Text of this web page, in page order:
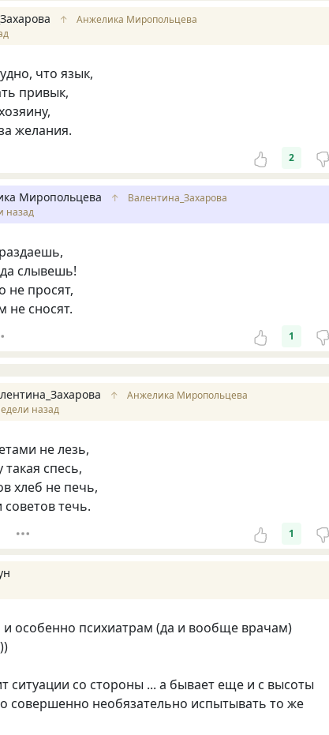
↑
Анжелика Миропольцева
что язык,
привык,
желания.
2
Миропольцева ↑
Валентина_Захарова
назад
слывешь!
не просят,
не сносят.
1
↑
Анжелика Миропольцева
назад
не лезь,
спесь,
хлеб не печь,
течь.
1
и особенно психиатрам (да и вообще врачам)
ситуации со стороны ... а бывает еще и с высоты
совершенно необязательно испытывать то же